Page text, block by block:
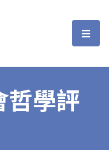
選
哲學評